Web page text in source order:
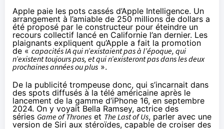
Apple paie les pots cassés d’Apple Intelligence. Un
arrangement à l’amiable de 250 millions de dollars a
été proposé par le constructeur pour éteindre un
recours collectif lancé en Californie l’an dernier. Les
plaignants expliquent qu’Apple a fait la promotion
de « capacités IA qui n’existaient pas à l’époque, qui
n’existent toujours pas, et qui n’existeront pas dans les deux
prochaines années ou plus ».
De la publicité trompeuse donc, qui s’incarnait dans
des spots diffusés à la télé américaine après le
lancement de la gamme d’iPhone 16, en septembre
2024. On y voyait Bella Ramsey, actrice des
séries Game of Thrones et The Last of Us, parler avec une
version de Siri aux stéroïdes, capable de croiser des